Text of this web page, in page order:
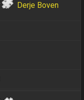
Derje Boven